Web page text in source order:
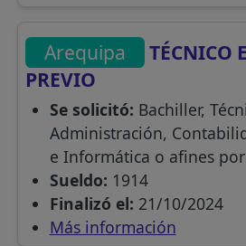
Arequipa
TÉCNICO
PREVIO
Se solicitó: Bachiller,
Administración,
e Informática o afines
Sueldo: 1914
Finalizó el: 21/10/2024
Más información